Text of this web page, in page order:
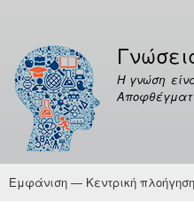
λογαριασμού
χρήστη
Η γνώση
Κεντρική
Εμφάνιση — Κεντρική πλοήγηση